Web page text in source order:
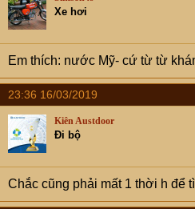
Xe hơi
Em thích: nước Mỹ- cứ từ từ
23:36 16/03/2019
Kiên Austdoor
Đi bộ
Chắc cũng phải mất 1 thời h để